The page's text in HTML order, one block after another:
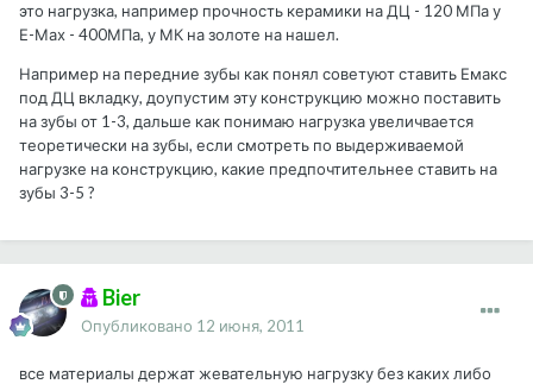
это нагрузка, например прочность керамики на ДЦ - 120 МПа у
Е-Мах - 400МПа, у МК на золоте на нашел.
Например на передние зубы как понял советуют ставить Емакс
под ДЦ вкладку, доупустим эту конструкцию можно поставить
на зубы от 1-3, дальше как понимаю нагрузка увеличвается
теоретически на зубы, если смотреть по выдерживаемой
нагрузке на конструкцию, какие предпочтительнее ставить на
зубы 3-5 ?
Bier
Опубликовано 12 июня, 2011
все материалы держат жевательную нагрузку без каких либо